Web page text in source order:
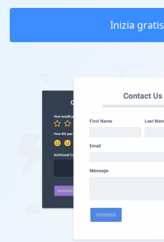
Inizia gratis